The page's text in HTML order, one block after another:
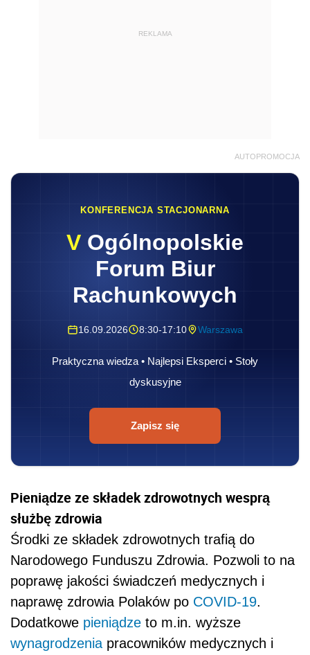
REKLAMA
AUTOPROMOCJA
KONFERENCJA STACJONARNA
V Ogólnopolskie
Forum Biur
Rachunkowych
16.09.2026 8:30-17:10 Warszawa
Praktyczna wiedza • Najlepsi Eksperci • Stoły
dyskusyjne
Zapisz się
Pieniądze ze składek zdrowotnych wesprą
służbę zdrowia
Środki ze składek zdrowotnych trafią do
Narodowego Funduszu Zdrowia. Pozwoli to na
poprawę jakości świadczeń medycznych i
naprawę zdrowia Polaków po COVID-19.
Dodatkowe pieniądze to m.in. wyższe
wynagrodzeniapracowników medycznych i